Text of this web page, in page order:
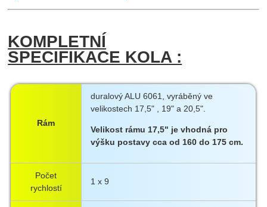
KOMPLETNÍ
SPECIFIKACE KOLA :
Rám
duralový ALU 6061, vyráběný ve
velikostech 17,5" , 19" a 20,5".
Velikost rámu 17,5" je vhodná pro
výšku postavy cca od 160 do 175 cm.
Počet
rychlostí
1 x 9